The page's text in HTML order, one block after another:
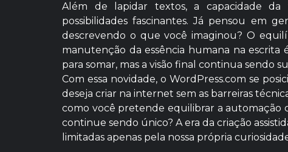
Além de lapidar textos, a capacidade
possibilidades fascinantes. Já pensou em
descrevendo o que você imaginou? O
manutenção da essência humana na escrita
para somar, mas a visão final continua sendo
Com essa novidade, o WordPress.com se
deseja criar na internet sem as barreiras
como você pretende equilibrar a automação
continue sendo único? A era da criação
limitadas apenas pela nossa própria